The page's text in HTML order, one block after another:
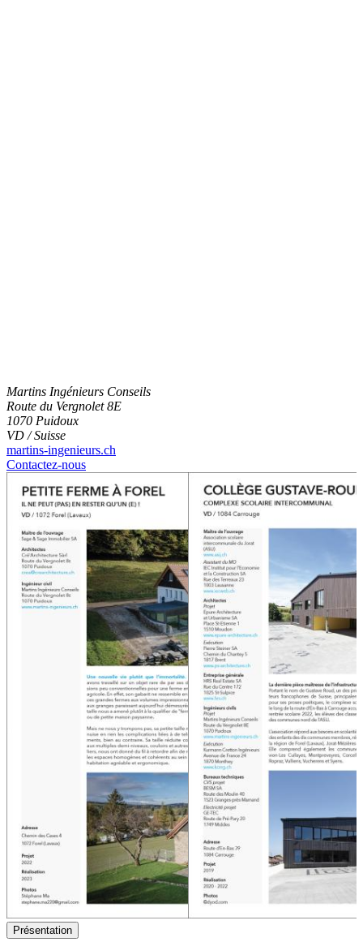
Martins Ingénieurs Conseils
Route du Vergnolet 8E
1070 Puidoux
VD / Suisse
martins-ingenieurs.ch
Contactez-nous
Présentation